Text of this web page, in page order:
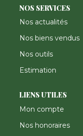
NOS SERVICES
Nos actualités
Nos biens vendus
Nos outils
Estimation
LIENS UTILES
Mon compte
Nos honoraires